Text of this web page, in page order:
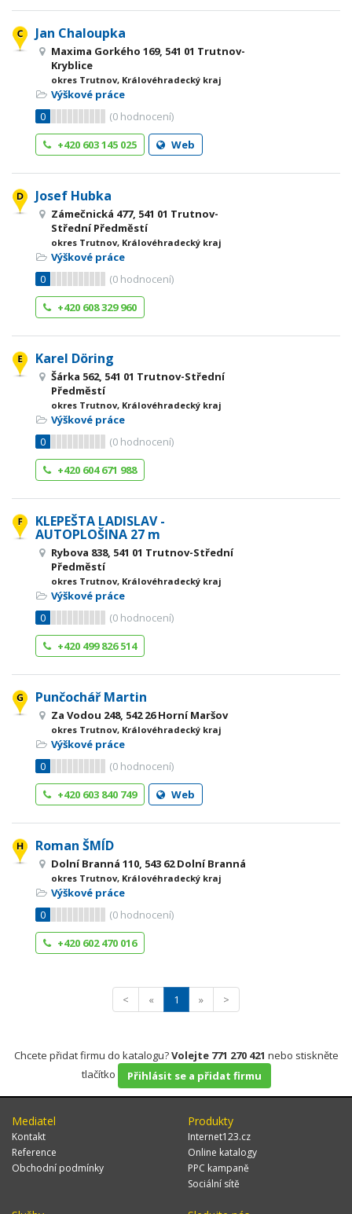
Jan Chaloupka
Maxima Gorkého 169, 541 01 Trutnov-
Kryblice
okres Trutnov, Královéhradecký kraj
Výškové práce
0
(0 hodnocení)
+420 603 145 025
Web
Josef Hubka
Zámečnická 477, 541 01 Trutnov-
Střední Předměstí
okres Trutnov, Královéhradecký kraj
Výškové práce
0
(0 hodnocení)
+420 608 329 960
Karel Döring
Šárka 562, 541 01 Trutnov-Střední
Předměstí
okres Trutnov, Královéhradecký kraj
Výškové práce
0
(0 hodnocení)
+420 604 671 988
KLEPEŠTA LADISLAV -
AUTOPLOŠINA 27 m
Rybova 838, 541 01 Trutnov-Střední
Předměstí
okres Trutnov, Královéhradecký kraj
Výškové práce
0
(0 hodnocení)
+420 499 826 514
Punčochář Martin
Za Vodou 248, 542 26 Horní Maršov
okres Trutnov, Královéhradecký kraj
Výškové práce
0
(0 hodnocení)
+420 603 840 749
Web
Roman ŠMÍD
Dolní Branná 110, 543 62 Dolní Branná
okres Trutnov, Královéhradecký kraj
Výškové práce
0
(0 hodnocení)
+420 602 470 016
< « 1 » >
Chcete přidat firmu do katalogu?Volejte 771 270 421 nebo stiskněte
tlačítko
Přihlásit se a přidat firmu
Mediatel
Kontakt
Reference
Obchodní podmínky
Produkty
Internet123.cz
Online katalogy
PPC kampaně
Sociální sítě